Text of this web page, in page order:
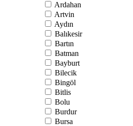
Ardahan
Artvin
Aydın
Balıkesir
Bartın
Batman
Bayburt
Bilecik
Bingöl
Bitlis
Bolu
Burdur
Bursa